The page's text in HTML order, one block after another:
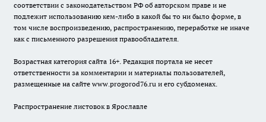
соответствии с законодательством РФ об авторском праве и не
подлежит использованию кем-либо в какой бы то ни было форме, в
том числе воспроизведению, распространению, переработке не иначе
как с письменного разрешения правообладателя.
Возрастная категория сайта 16+. Редакция портала не несет
ответственности за комментарии и материалы пользователей,
размещенные на сайте www.progorod76.ru и его субдоменах.
Распространение листовок в Ярославле